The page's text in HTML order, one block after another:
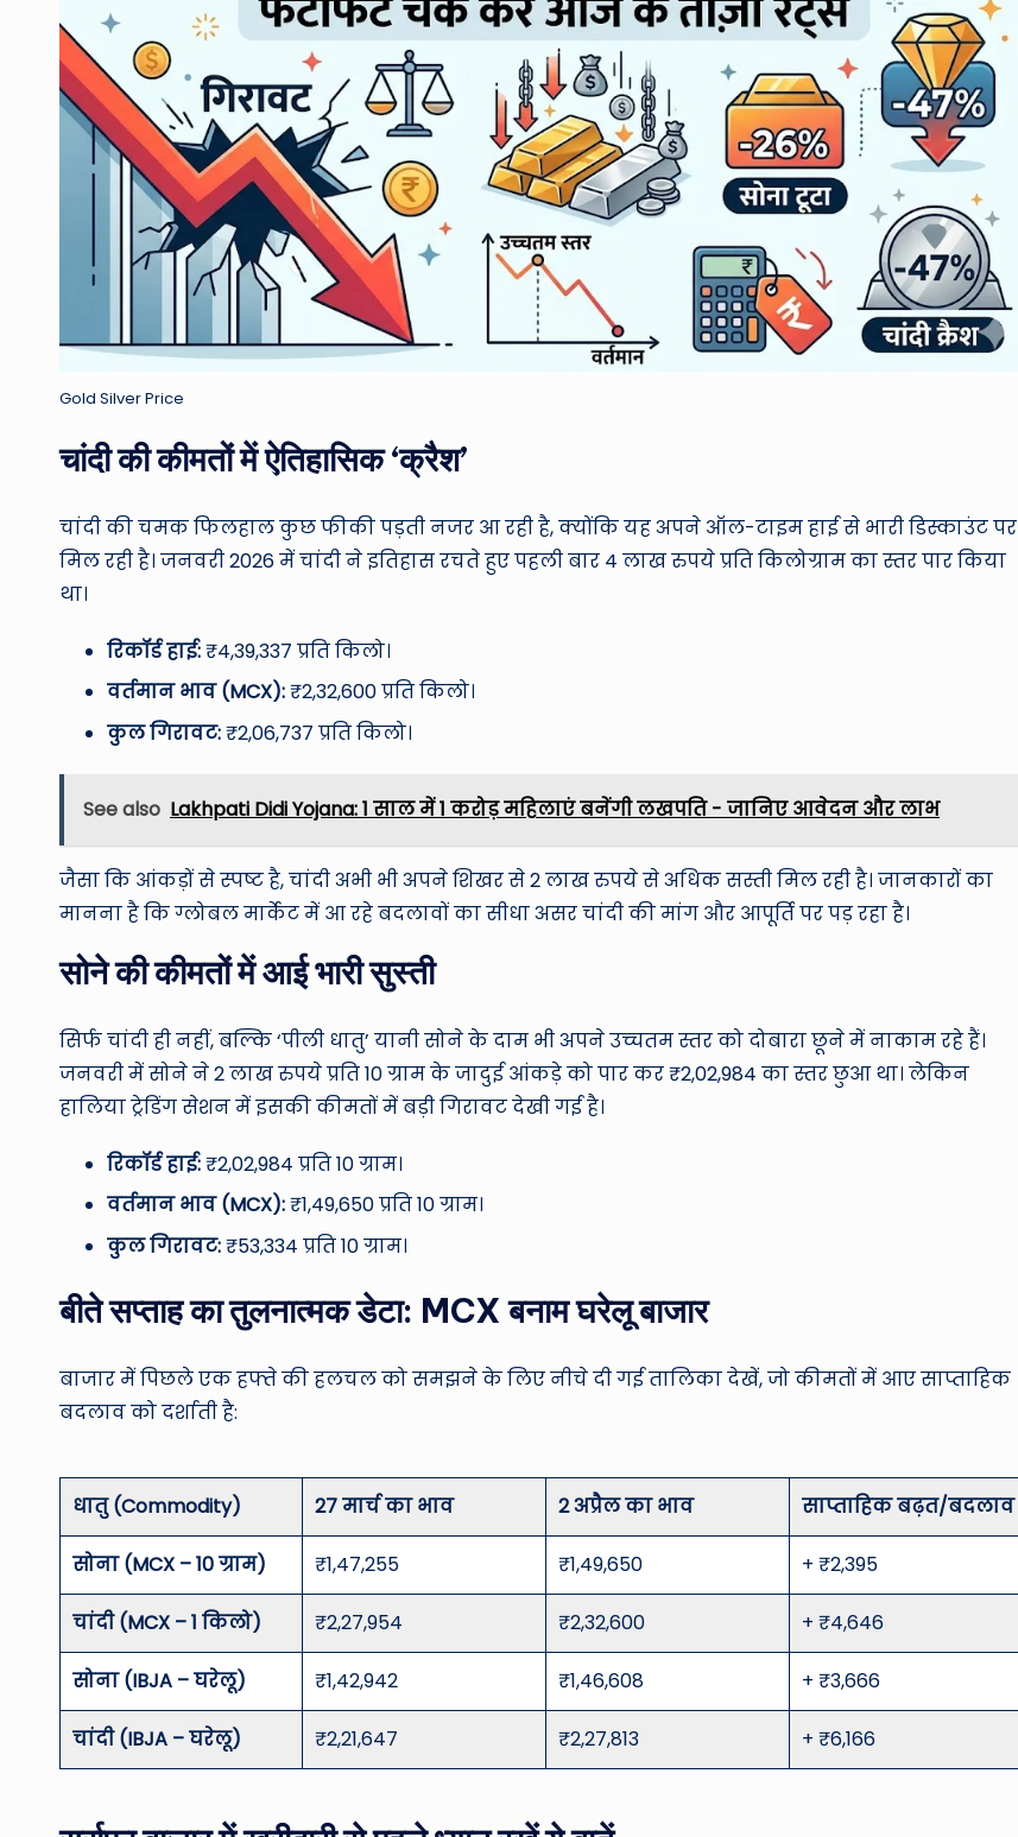
Gold Silver Price
चांदी की कीमतों में ऐतिहासिक ‘क्रैश’
चांदी की चमक फिलहाल कुछ फीकी पड़ती नजर आ रही है, क्योंकि यह अपने ऑल-टाइम हाई से भारी डिस्काउंट पर
मिल रही है। जनवरी 2026 में चांदी ने इतिहास रचते हुए पहली बार 4 लाख रुपये प्रति किलोग्राम का स्तर पार किया
था।
रिकॉर्ड हाई:₹4,39,337 प्रति किलो।
वर्तमान भाव (MCX):₹2,32,600 प्रति किलो।
कुल गिरावट:₹2,06,737 प्रति किलो।
See also Lakhpati Didi Yojana: 1 साल में 1 करोड़ महिलाएं बनेंगी लखपति - जानिए आवेदन और लाभ
जैसा कि आंकड़ों से स्पष्ट है, चांदी अभी भी अपने शिखर से 2 लाख रुपये से अधिक सस्ती मिल रही है। जानकारों का
मानना है कि ग्लोबल मार्केट में आ रहे बदलावों का सीधा असर चांदी की मांग और आपूर्ति पर पड़ रहा है।
सोने की कीमतों में आई भारी सुस्ती
सिर्फ चांदी ही नहीं, बल्कि ‘पीली धातु’ यानी सोने के दाम भी अपने उच्चतम स्तर को दोबारा छूने में नाकाम रहे हैं।
जनवरी में सोने ने 2 लाख रुपये प्रति 10 ग्राम के जादुई आंकड़े को पार कर ₹2,02,984 का स्तर छुआ था। लेकिन
हालिया ट्रेडिंग सेशन में इसकी कीमतों में बड़ी गिरावट देखी गई है।
रिकॉर्ड हाई:₹2,02,984 प्रति 10 ग्राम।
वर्तमान भाव (MCX):₹1,49,650 प्रति 10 ग्राम।
कुल गिरावट:₹53,334 प्रति 10 ग्राम।
बीते सप्ताह का तुलनात्मक डेटा: MCX बनाम घरेलू बाजार
बाजार में पिछले एक हफ्ते की हलचल को समझने के लिए नीचे दी गई तालिका देखें, जो कीमतों में आए साप्ताहिक
बदलाव को दर्शाती है:
धातु (Commodity) 27 मार्च का भाव 2 अप्रैल का भाव साप्ताहिक बढ़त/बदलाव
सोना (MCX – 10 ग्राम) ₹1,47,255 ₹1,49,650 + ₹2,395
चांदी (MCX – 1 किलो) ₹2,27,954 ₹2,32,600 + ₹4,646
सोना (IBJA – घरेलू) ₹1,42,942 ₹1,46,608 + ₹3,666
चांदी (IBJA – घरेलू) ₹2,21,647 ₹2,27,813 + ₹6,166